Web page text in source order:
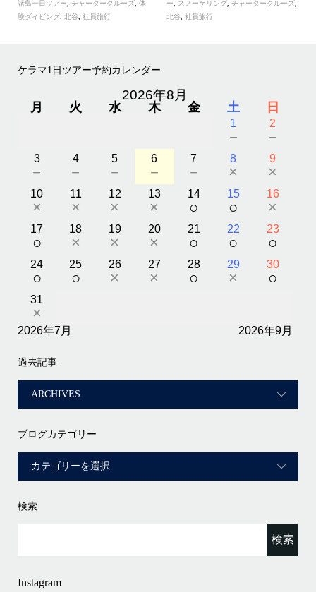
諸島一日ツアー, チャータークルーズ, 体
験ダイビング, 北谷, 社員旅行
ー, スノーケリング,チャータークルーズ,
北谷,社員旅行
ケラマ1日ツアー予約カレンダー
2026年8月
月 火 水 木 金 土 日
1
－
2
－
3
－
4
－
5
－
6
－
7
－
8
×
9
×
10
×
11
×
12
×
13
×
14
○
15
○
16
×
17
○
18
×
19
×
20
×
21
○
22
○
23
○
24
○
25
○
26
×
27
×
28
○
29
×
30
○
31
×
2026年7月 2026年9月
過去記事
ブログカテゴリー
検索
Instagram